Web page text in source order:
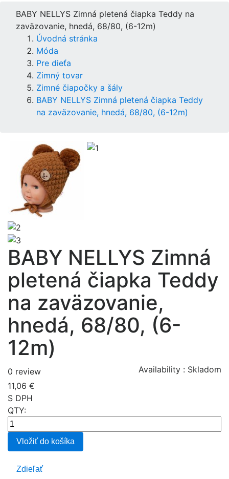
BABY NELLYS Zimná pletená čiapka Teddy na
zaväzovanie, hnedá, 68/80, (6-12m)
Úvodná stránka
Móda
Pre dieťa
Zimný tovar
Zimné čiapočky a šály
BABY NELLYS Zimná pletená čiapka Teddy
na zaväzovanie, hnedá, 68/80, (6-12m)
BABY NELLYS Zimná
pletená čiapka Teddy
na zaväzovanie,
hnedá, 68/80, (6-
12m)
0 review Availability : Skladom
11,06 €
S DPH
QTY:
Vložiť do košíka
Zdieľať